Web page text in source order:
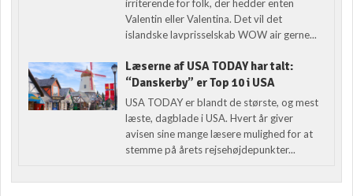
irriterende for folk, der hedder enten
Valentin eller Valentina. Det vil det
islandske lavprisselskab WOW air gerne...
Læserne af USA TODAY har talt:
“Danskerby” er Top 10 i USA
USA TODAY er blandt de største, og mest
læste, dagblade i USA. Hvert år giver
avisen sine mange læsere mulighed for at
stemme på årets rejsehøjdepunkter...